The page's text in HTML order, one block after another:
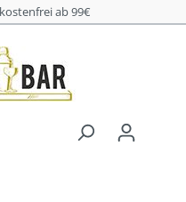
Versandkostenfrei